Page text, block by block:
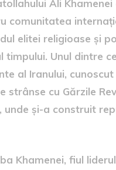
Ali
comunitatea
elitei religioase și
Unul dintre
al Iranului,
strânse cu Gărzile
unde și-a construit
Khamenei, fiul